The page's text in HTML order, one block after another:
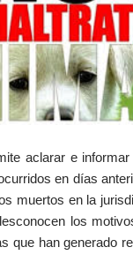
aclarar e
en días
muertos en la
los
que han generado